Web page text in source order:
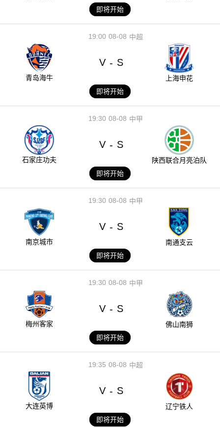
即将开始
08-08
19:00 中超
青岛海牛
V - S
上海申花
即将开始
08-08
19:30 中甲
石家庄功夫
V - S
陕西联合月亮泊队
即将开始
08-08
19:30 中甲
南京城市
V - S
南通支云
即将开始
08-08
19:30 中甲
梅州客家
V - S
佛山南狮
即将开始
08-08
19:35 中超
大连英博
V - S
辽宁铁人
即将开始